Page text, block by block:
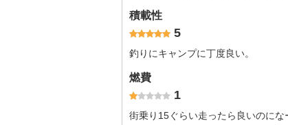
積載性
5
釣りにキャンプに丁度良い。
燃費
1
街乗り15ぐらい走ったら良いのにな